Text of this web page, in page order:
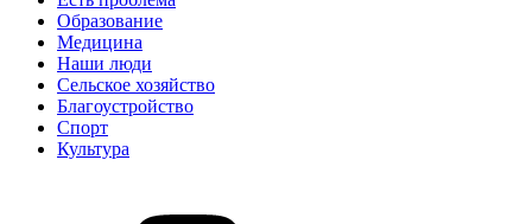
Образование
Медицина
Наши люди
Сельское хозяйство
Благоустройство
Спорт
Культура